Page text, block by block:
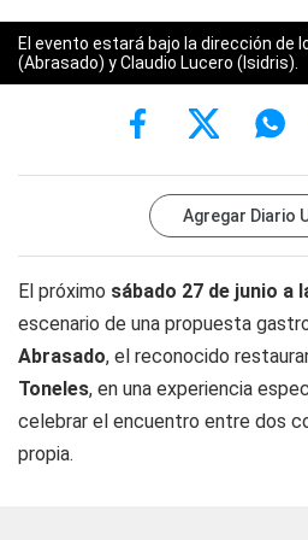
El evento estará bajo la dirección de
(Abrasado) yClaudio Lucero (Isidris).
Agregar Diario
El próximo sábado 27 de junio a
escenario de una propuesta
Abrasado, el reconocido
Toneles, en una experiencia
celebrar el encuentro entre dos
propia.